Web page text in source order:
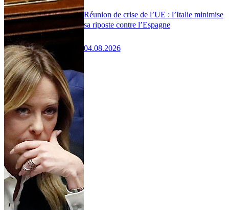
Réunion de crise de l’UE : l’Italie minimise
sa riposte contre l’Espagne
04.08.2026